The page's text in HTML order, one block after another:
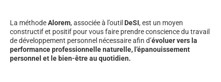
La méthodeAlorem, associée à l’outil DeSI, est un moyen
constructif et positif pour vous faire prendre conscience du travail
de développement personnel nécessaire afin d’évoluer vers la
performance professionnelle naturelle, l’épanouissement
personnel et le bien-être au quotidien.